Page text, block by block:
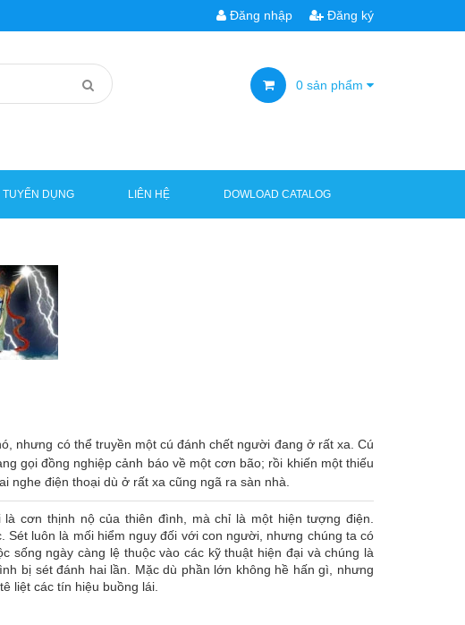
Đăng nhập Đăng ký
0 sản phẩm
TUYỂN DỤNG LIÊN HỆ DOWLOAD CATALOG
nhưng có thể truyền một cú đánh chết người đang ở rất xa. Cú
gọi đồng nghiệp cảnh báo về một cơn bão; rồi khiến một thiếu
nghe điện thoại dù ở rất xa cũng ngã ra sàn nhà.
cơn thịnh nộ của thiên đình, mà chỉ là một hiện tượng điện.
luôn là mối hiểm nguy đối với con người, nhưng chúng ta có
ngày càng lệ thuộc vào các kỹ thuật hiện đại và chúng là
bị sét đánh hai lần. Mặc dù phần lớn không hề hấn gì, nhưng
liệt các tín hiệu buồng lái.